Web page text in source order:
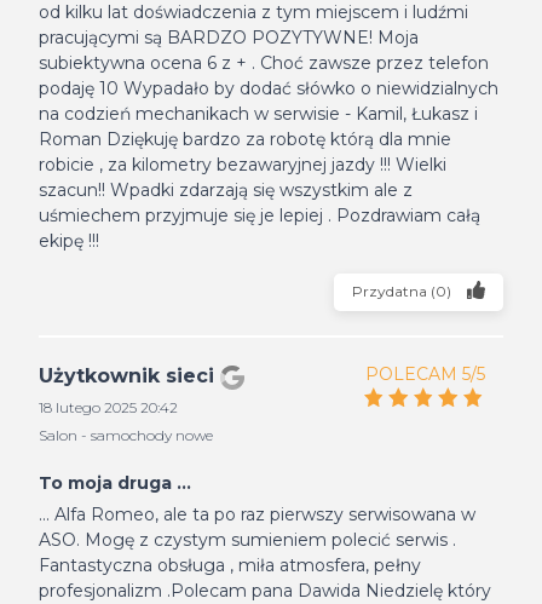
od kilku lat doświadczenia z tym miejscem i ludźmi
pracującymi są BARDZO POZYTYWNE! Moja
subiektywna ocena 6 z + . Choć zawsze przez telefon
podaję 10 Wypadało by dodać słówko o niewidzialnych
na codzień mechanikach w serwisie - Kamil, Łukasz i
Roman Dziękuję bardzo za robotę którą dla mnie
robicie , za kilometry bezawaryjnej jazdy !!! Wielki
szacun!! Wpadki zdarzają się wszystkim ale z
uśmiechem przyjmuje się je lepiej . Pozdrawiam całą
ekipę !!!
Przydatna (0)
Użytkownik sieci
18 lutego 2025 20:42
Salon - samochody nowe
POLECAM 5/5
To moja druga ...
... Alfa Romeo, ale ta po raz pierwszy serwisowana w
ASO. Mogę z czystym sumieniem polecić serwis .
Fantastyczna obsługa , miła atmosfera, pełny
profesjonalizm .Polecam pana Dawida Niedzielę który